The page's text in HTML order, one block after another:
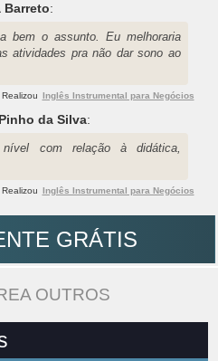
Barreto:
bem o assunto. Eu melhoraria
atividades pra não dar sono ao
Realizou Inglês Instrumental para Negócios
da Silva:
com relação à didática,
Realizou Inglês Instrumental para Negócios
GRÁTIS
OUTROS